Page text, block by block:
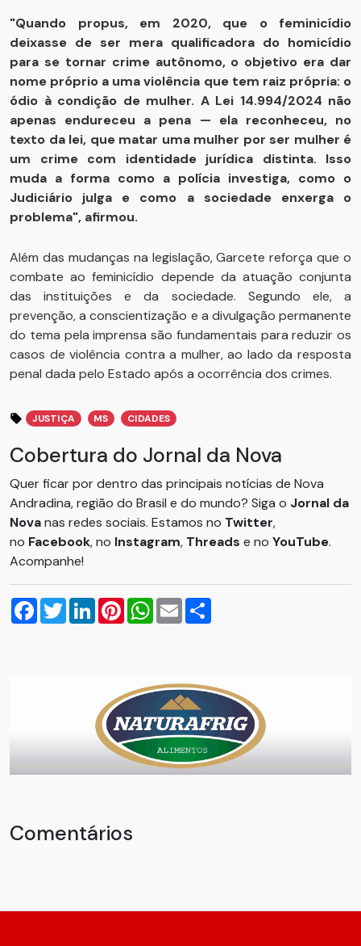
"Quando propus, em 2020, que o feminicídio
deixasse de ser mera qualificadora do homicídio
para se tornar crime autônomo, o objetivo era dar
nome próprio a uma violência que tem raiz própria: o
ódio à condição de mulher. A Lei 14.994/2024 não
apenas endureceu a pena — ela reconheceu, no
texto da lei, que matar uma mulher por ser mulher é
um crime com identidade jurídica distinta. Isso
muda a forma como a polícia investiga, como o
Judiciário julga e como a sociedade enxerga o
problema", afirmou.
Além das mudanças na legislação, Garcete reforça que o
combate ao feminicídio depende da atuação conjunta
das instituições e da sociedade. Segundo ele, a
prevenção, a conscientização e a divulgação permanente
do tema pela imprensa são fundamentais para reduzir os
casos de violência contra a mulher, ao lado da resposta
penal dada pelo Estado após a ocorrência dos crimes.
JUSTIÇA MS CIDADES
Cobertura do Jornal da Nova
Quer ficar por dentro das principais notícias de Nova
Andradina, região do Brasil e do mundo? Siga o Jornal da
Novanas redes sociais. Estamos no Twitter,
no Facebook, no Instagram, Threads e no YouTube.
Acompanhe!
Facebook
TwitterLinkedInPinterestWhatsApp
Email
Comentários